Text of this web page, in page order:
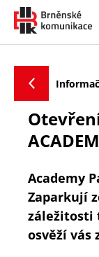
SPRÁVA A
CHYTRÉ
Academy
Zaparkují
záležitosti
osvěží vás